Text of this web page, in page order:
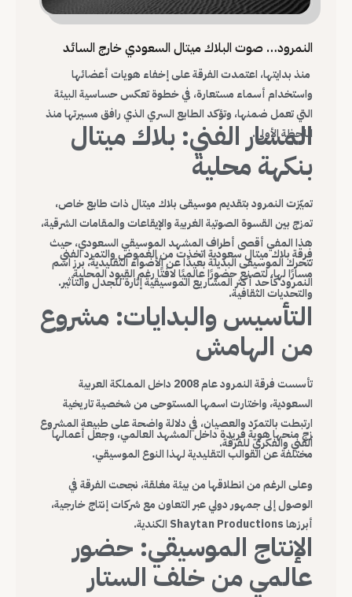
النمرود… صوت البلاك ميتال السعودي خارج السائد
منذ بدايتها، اعتمدت الفرقة على إخفاء هويات أعضائها
واستخدام أسماء مستعارة، في خطوة تعكس حساسية البيئة
التي تعمل ضمنها، وتؤكد الطابع السري الذي رافق مسيرتها منذ
اللحظة الأولى.
المسار الفني: بلاك ميتال
بنكهة محلية
تميّزت النمرود بتقديم موسيقى بلاك ميتال ذات طابع خاص،
تمزج بين القسوة الصوتية الغربية والإيقاعات والمقامات الشرقية،
هذا المفي أقصى أطراف المشهد الموسيقي السعودي، حيث
تتحرك الموسيقى البديلة بعيدًا عن الأضواء التقليدية، برز اسم
النمرود كأحد أكثر المشاريع الموسيقية إثارة للجدل والتأثير.
فرقة بلاك ميتال سعودية اتخذت من الغموض والتمرد الفني
مسارًا لها، لتصنع حضورًا عالميًا لافتًا رغم القيود المحلية
والتحديات الثقافية.
التأسيس والبدايات: مشروع
من الهامش
تأسست فرقة النمرود عام 2008 داخل المملكة العربية
السعودية، واختارت اسمها المستوحى من شخصية تاريخية
ارتبطت بالتمرّد والعصيان، في دلالة واضحة على طبيعة المشروع
الفني والفكري للفرقة.
زج منحها هوية فريدة داخل المشهد العالمي، وجعل أعمالها
مختلفة عن القوالب التقليدية لهذا النوع الموسيقي.
وعلى الرغم من انطلاقها من بيئة مغلقة، نجحت الفرقة في
الوصول إلى جمهور دولي عبر التعاون مع شركات إنتاج خارجية،
أبرزها Shaytan Productions الكندية.
الإنتاج الموسيقي: حضور
عالمي من خلف الستار